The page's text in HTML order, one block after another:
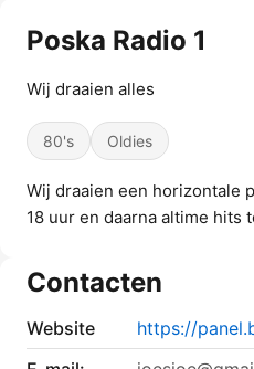
Poska Radio 1
Wij draaien alles
80's Oldies
Wij draaien een horizontale
18 uur en daarna altime hits
Contacten
Website
https://